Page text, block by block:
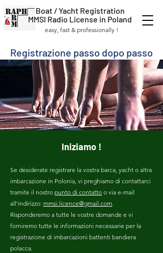
easy, fast & professionally !
Boat / Yacht Registration
MMSI Radio License in Poland
Registrazione passo dopo passo
Iniziamo !
Se desiderate registrare la vostra barca, yacht o altra
imbarcazione in Polonia, vi preghiamo di contattarci
tramite il nostro punto di contatto o via e-mail
all'indirizzo: mmsi.licence@gmail.com.
Risponderemo a tutte le vostre domande e vi
forniremo tutte le informazioni necessarie per la
registrazione di imbarcazioni battenti bandiera
polacca.